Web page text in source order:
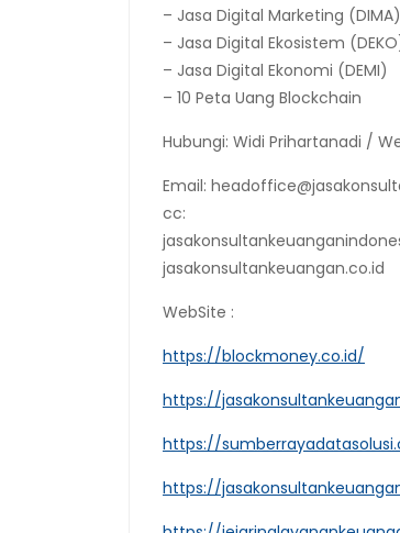
– Jasa Digital Marketing (DIMA)
– Jasa Digital Ekosistem
– Jasa Digital Ekonomi (DEMI)
– 10 Peta Uang Blockchain
Hubungi: Widi Prihartanadi /
Email:
cc:
jasakonsultankeuangan.co.id
WebSite :
https://blockmoney.co.id/
https://
https://
https://